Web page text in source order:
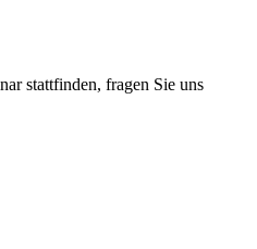
stattfinden, fragen Sie uns